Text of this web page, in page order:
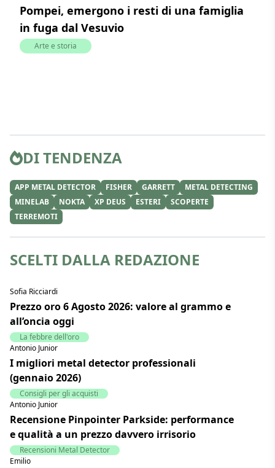
Pompei, emergono i resti di una famiglia
in fuga dal Vesuvio
Arte e storia
DI TENDENZA
APP METAL DETECTOR FISHER GARRETT
METAL DETECTING
MINELAB
NOKTA XP DEUS ESTERI
SCOPERTE
TERREMOTI
SCELTI DALLA REDAZIONE
Sofia Ricciardi
Prezzo oro 6 Agosto 2026: valore al grammo e
all’oncia oggi
La febbre dell'oro
Antonio Junior
I migliori metal detector professionali
(gennaio 2026)
Consigli per gli acquisti
Antonio Junior
Recensione Pinpointer Parkside: performance
e qualità a un prezzo davvero irrisorio
Recensioni Metal Detector
Emilio